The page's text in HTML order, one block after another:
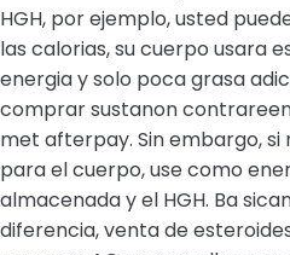
HGH, por ejemplo, usted
las calorias, su cuerpo usara
energia y solo poca grasa
comprar sustanon
met afterpay. Sin embargo,
para el cuerpo, use como
almacenada y el HGH. Ba
diferencia, venta de